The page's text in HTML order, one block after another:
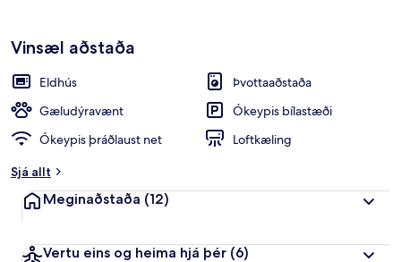
Vinsæl aðstaða
Eldhús
Þvottaaðstaða
Gæludýravænt
Ókeypis bílastæði
Ókeypis þráðlaust net
Loftkæling
Sjá allt
Meginaðstaða (12)
Vertu eins og heima hjá þér (6)